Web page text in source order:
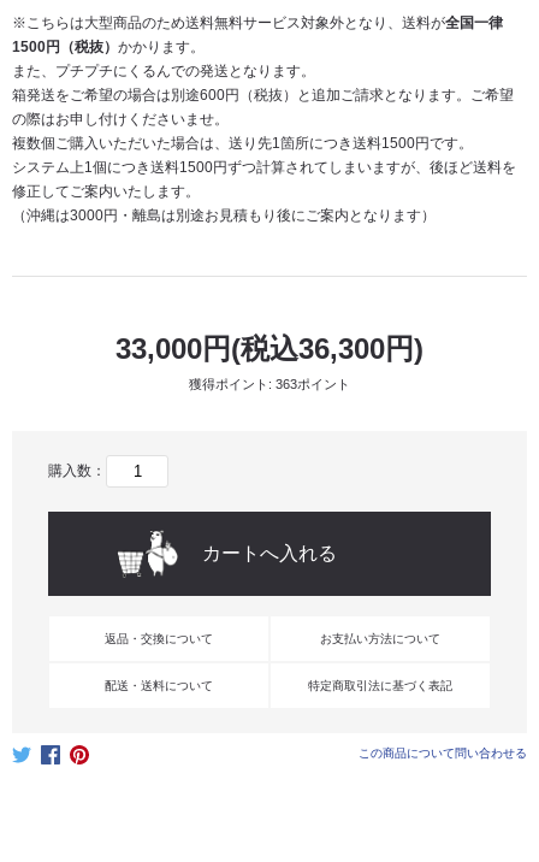
※こちらは大型商品のため送料無料サービス対象外となり、送料が全国一律
1500円（税抜） かかります。
また、プチプチにくるんでの発送となります。
箱発送をご希望の場合は別途600円（税抜）と追加ご請求となります。ご希望
の際はお申し付けくださいませ。
複数個ご購入いただいた場合は、送り先1箇所につき送料1500円です。
システム上1個につき送料1500円ずつ計算されてしまいますが、後ほど送料を
修正してご案内いたします。
（沖縄は3000円・離島は別途お見積もり後にご案内となります）
33,000円(税込36,300円)
獲得ポイント: 363ポイント
購入数：
返品・交換について お支払い方法について
配送・送料について 特定商取引法に基づく表記
この商品について問い合わせる